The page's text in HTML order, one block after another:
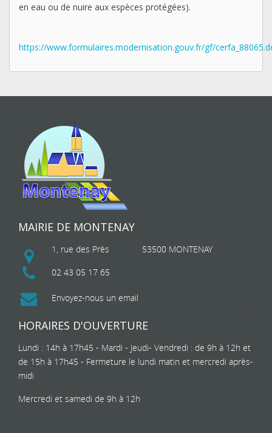
en eau ou de nuire aux espèces protégées).
https://www.formulaires.modernisation.gouv.fr/gf/
MAIRIE DE MONTENAY
1, rue des Près
53500 MONTENAY
02 43 05 17 65
Envoyez-nous un email
HORAIRES D'OUVERTURE
Lundi : 14h à 17h45 - Mardi - Jeudi- Vendredi : de 9h à 12h et
de 15h à 17h45 - Fermeture le lundi matin et mercredi après-
midi
Mercredi et samedi de 9h à 12h